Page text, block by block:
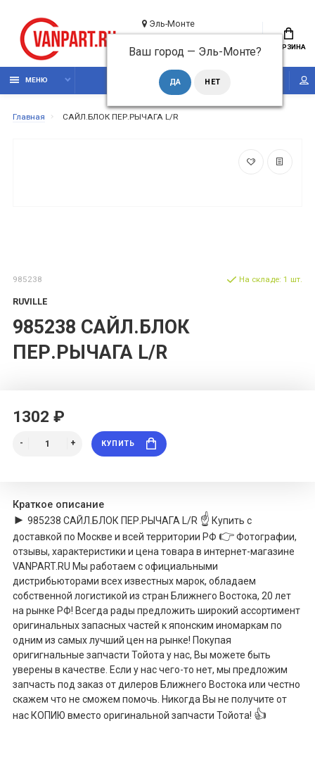
Эль-Монте
Ваш город — Эль-Монте?
Обратный звонок КОРЗИНА
МЕНЮ
Главная САЙЛ.БЛОК ПЕР.РЫЧАГА L/R
985238
RUVILLE
985238 САЙЛ.БЛОК
ПЕР.РЫЧАГА L/R
На складе: 1 шт.
1302 ₽
КУПИТЬ
Краткое описание
► 985238 САЙЛ.БЛОК ПЕР.РЫЧАГА L/R ☝ Купить с
доставкой по Москве и всей территории РФ 👉Фотографии,
отзывы, характеристики и цена товара в интернет-магазине
VANPART.RU Мы работаем с официальными
дистрибьюторами всех известных марок, обладаем
собственной логистикой из стран Ближнего Востока, 20 лет
на рынке РФ! Всегда рады предложить широкий ассортимент
оригинальных запасных частей к японским иномаркам по
одним из самых лучший цен на рынке! Покупая
оригигнальные запчасти Тойота у нас, Вы можете быть
уверены в качестве. Если у нас чего-то нет, мы предложим
запчасть под заказ от дилеров Ближнего Востока или честно
скажем что не сможем помочь. Никогда Вы не получите от
нас КОПИЮ вместо оригинальной запчасти Тойота! 👍